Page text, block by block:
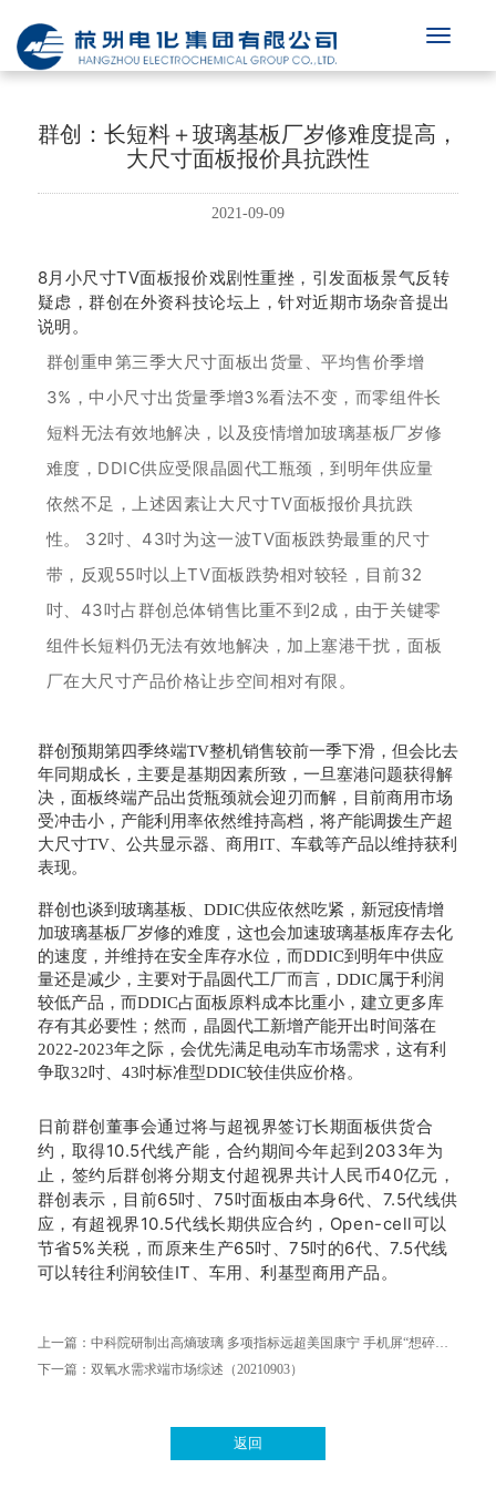
群创：长短料＋玻璃基板厂岁修难度提高，
大尺寸面板报价具抗跌性
2021-09-09
8月小尺寸TV面板报价戏剧性重挫，引发面板景气反转
疑虑，群创在外资科技论坛上，针对近期市场杂音提出
说明。
群创重申第三季大尺寸面板出货量、平均售价季增
3%，中小尺寸出货量季增3%看法不变，而零组件长
短料无法有效地解决，以及疫情增加玻璃基板厂岁修
难度，DDIC供应受限晶圆代工瓶颈，到明年供应量
依然不足，上述因素让大尺寸TV面板报价具抗跌
性。
32吋、43吋为这一波TV面板跌势最重的尺寸
带，反观55吋以上TV面板跌势相对较轻，目前32
吋、43吋占群创总体销售比重不到2成，由于关键零
组件长短料仍无法有效地解决，加上塞港干扰，面板
厂在大尺寸产品价格让步空间相对有限。
群创预期第四季终端TV整机销售较前一季下滑，但会比去
年同期成长，主要是基期因素所致，一旦塞港问题获得解
决，面板终端产品出货瓶颈就会迎刃而解，目前商用市场
受冲击小，产能利用率依然维持高档，将产能调拨生产超
大尺寸TV、公共显示器、商用IT、车载等产品以维持获利
表现。
群创也谈到玻璃基板、DDIC供应依然吃紧，新冠疫情增
加玻璃基板厂岁修的难度，这也会加速玻璃基板库存去化
的速度，并维持在安全库存水位，而DDIC到明年中供应
量还是减少，主要对于晶圆代工厂而言，DDIC属于利润
较低产品，而DDIC占面板原料成本比重小，建立更多库
存有其必要性；然而，晶圆代工新增产能开出时间落在
2022-2023年之际，会优先满足电动车市场需求，这有利
争取32吋、43吋标准型DDIC较佳供应价格。
日前群创董事会通过将与超视界签订长期面板供货合
约，取得10.5代线产能，合约期间今年起到2033年为
止，签约后群创将分期支付超视界共计人民币40亿元 ，
群创表示，目前65吋、75吋面板由本身6代、7.5代线供
应，有超视界10.5代线长期供应合约，Open-cell可以
节省5%关税，而原来生产65吋、75吋的6代、7.5代线
可以转往利润较佳IT、车用、利基型商用产品。
上一篇：
中科院研制出高熵玻璃 多项指标远超美国康宁 手机屏“想碎都难”不是梦
下一篇： 双氧水需求端市场综述（20210903）
返回